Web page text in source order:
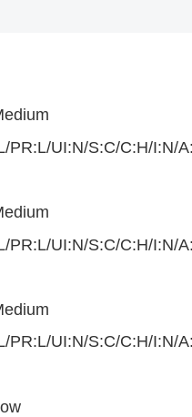
PR:L/UI:N/S:C/C:H/I:N/
PR:L/UI:N/S:C/C:H/I:N/
PR:L/UI:N/S:C/C:H/I:N/